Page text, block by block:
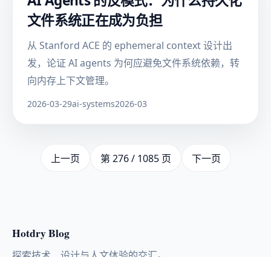
文件系统正在成为负担
从 Stanford ACE 的 ephemeral context 设计出
发，论证 AI agents 为何应避免文件系统依赖，转
向内存上下文管理。
2026-03-29ai-systems2026-03
上一页 第 276 / 1085 页 下一页
Hotdry Blog